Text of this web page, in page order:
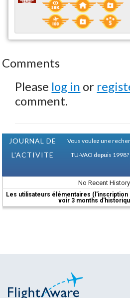
Comments
Please log in or
comment.
JOURNAL DE
L'ACTIVITE
Vous voulez une
TU-VAO depuis 1998?
No Recent
Les utilisateurs élémentaires (l'inscription
voir 3 months